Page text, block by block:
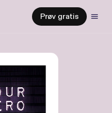
Prøv gratis